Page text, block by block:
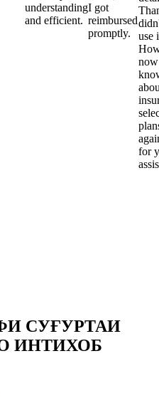
understanding
and efficient.
I got
reimbursed
promptly.
use
for
СУҒУРТАИ
ИНТИХОБ